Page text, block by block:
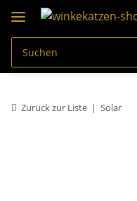
Zurück zur Liste Solar